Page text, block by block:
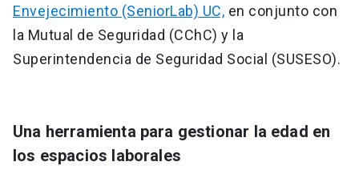
Envejecimiento (SeniorLab) UC, en conjunto con
la Mutual de Seguridad (CChC) y la
Superintendencia de Seguridad Social (SUSESO).
Una herramienta para gestionar la edad en
los espacios laborales